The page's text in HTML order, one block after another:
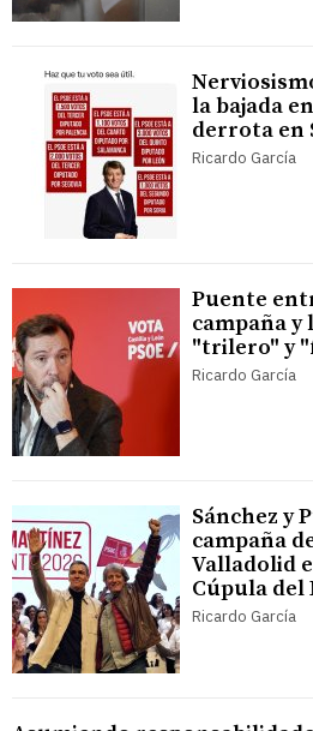
la bajada
derrota en
Ricardo García
Puente
campaña y
"trilero" y
Ricardo García
Sánchez y
campaña
Valladolid
Cúpula del
Ricardo García